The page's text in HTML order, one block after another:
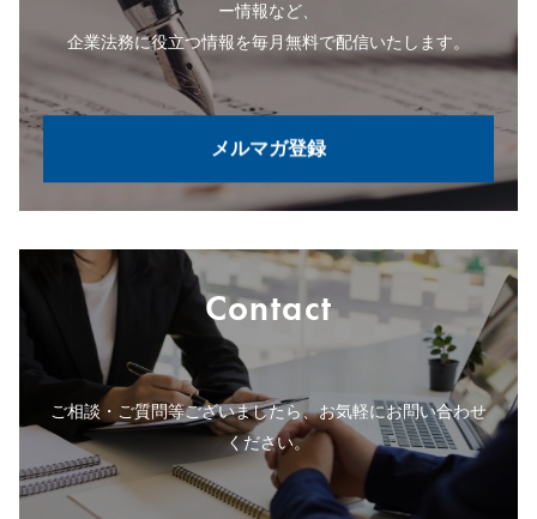
ー情報など、
企業法務に役立つ情報を毎月無料で配信いたします。
メルマガ登録
Contact
ご相談・ご質問等ございましたら、お気軽にお問い合わせ
ください。